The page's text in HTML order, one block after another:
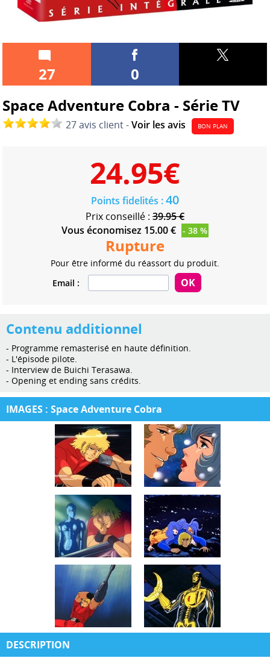
27
0
Space Adventure Cobra - Série TV
27 avis client -Voir les avis BON PLAN
24.95€
Points fidelités :40
Prix conseillé : 39.95 €
Vous économisez 15.00 € - 38 %
Rupture
Pour être informé du réassort du produit.
Email :
Contenu additionnel
- Programme remasterisé en haute définition.
- L'épisode pilote.
- Interview de Buichi Terasawa.
- Opening et ending sans crédits.
IMAGES : Space Adventure Cobra
DESCRIPTION